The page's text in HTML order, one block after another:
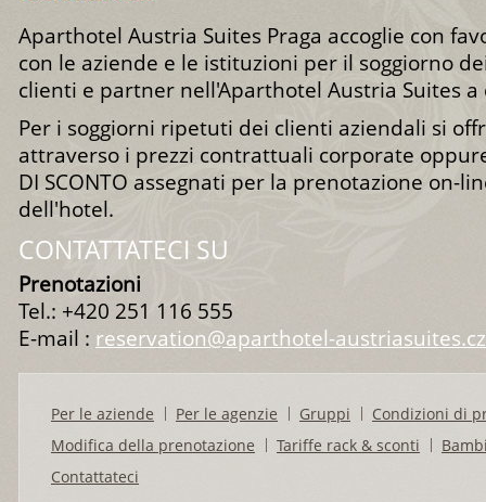
Aparthotel Austria Suites Praga accoglie con
con le aziende e le istituzioni per il soggiorno
clienti e partner nell'Aparthotel Austria Suites a
Per i soggiorni ripetuti dei clienti aziendali si
attraverso i prezzi contrattuali corporate
DI SCONTO assegnati per la prenotazione on-
dell'hotel.
CONTATTATECI SU
Prenotazioni
Tel.: +420 251 116 555
E-mail : reservation@aparthotel-austriasuites.cz
Per le aziende Per le agenzie Gruppi
Condizioni di
Modifica della prenotazione
Tariffe rack & sconti
Contattateci